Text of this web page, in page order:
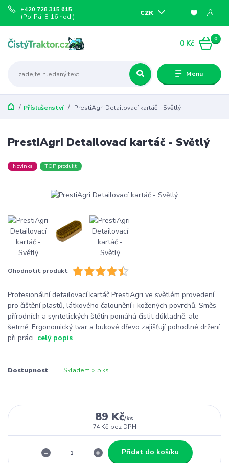
Menu
CZK
+420 728 315 615
(Po-Pá, 8-16 hod.)
0
0 Kč
Příslušenství PrestiAgri Detailovací kartáč - Světlý
PrestiAgri Detailovací kartáč - Světlý
Novinka TOP produkt
Ohodnotit produkt
Profesionální detailovací kartáč PrestiAgri ve světlém provedení
pro čištění plastů, látkového čalounění i kožených povrchů. Směs
přírodních a syntetických štětin pomáhá čistit důkladně, ale
šetrně. Ergonomický tvar a bukové dřevo zajišťují pohodlné držení
při práci. celý popis
Dostupnost Skladem > 5 ks
89 Kč/ks
74 Kč bez DPH
Přidat do košíku